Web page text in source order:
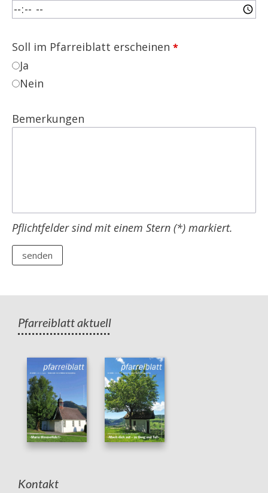
Soll im Pfarreiblatt erscheinen
Ja
Nein
Bemerkungen
Pflichtfelder sind mit einem Stern (*) markiert.
Pfarreiblatt aktuell
Kontakt